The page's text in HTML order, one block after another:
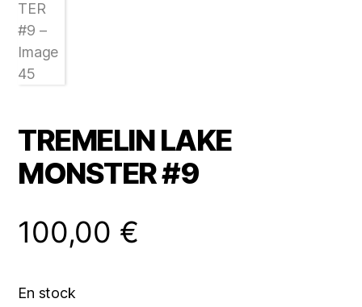
TREMELIN LAKE
MONSTER #9
100,00 €
En stock